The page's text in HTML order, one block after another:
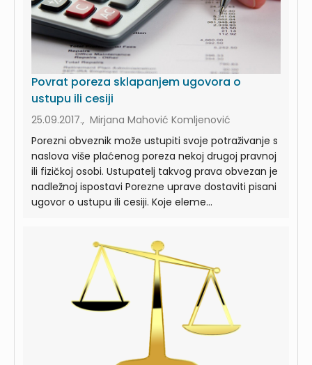
Povrat poreza sklapanjem ugovora o
ustupu ili cesiji
25.09.2017., Mirjana Mahović Komljenović
Porezni obveznik može ustupiti svoje potraživanje s
naslova više plaćenog poreza nekoj drugoj pravnoj
ili fizičkoj osobi. Ustupatelj takvog prava obvezan je
nadležnoj ispostavi Porezne uprave dostaviti pisani
ugovor o ustupu ili cesiji. Koje eleme...